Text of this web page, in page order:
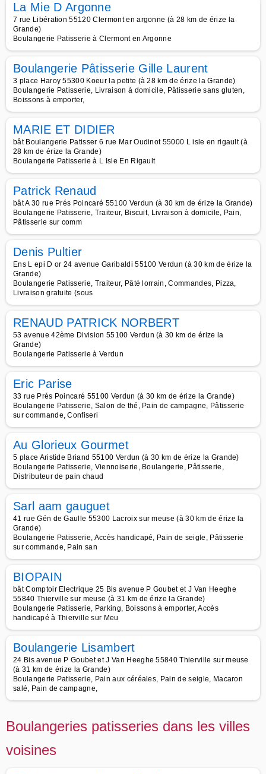
La Mie D Argonne
7 rue Libération 55120 Clermont en argonne (à 28 km de érize la
Grande)
Boulangerie Patisserie à Clermont en Argonne
Boulangerie Pâtisserie Gille Laurent
3 place Haroy 55300 Koeur la petite (à 28 km de érize la Grande)
Boulangerie Patisserie, Livraison à domicile, Pâtisserie sans gluten,
Boissons à emporter,
MARIE ET DIDIER
bât Boulangerie Patisser 6 rue Mar Oudinot 55000 L isle en rigault (à
28 km de érize la Grande)
Boulangerie Patisserie à L Isle En Rigault
Patrick Renaud
bât A 30 rue Prés Poincaré 55100 Verdun (à 30 km de érize la Grande)
Boulangerie Patisserie, Traiteur, Biscuit, Livraison à domicile, Pain,
Pâtisserie sur comm
Denis Pultier
Ens L epi D or 24 avenue Garibaldi 55100 Verdun (à 30 km de érize la
Grande)
Boulangerie Patisserie, Traiteur, Pâté lorrain, Commandes, Pizza,
Livraison gratuite (sous
RENAUD PATRICK NORBERT
53 avenue 42ème Division 55100 Verdun (à 30 km de érize la
Grande)
Boulangerie Patisserie à Verdun
Eric Parise
33 rue Prés Poincaré 55100 Verdun (à 30 km de érize la Grande)
Boulangerie Patisserie, Salon de thé, Pain de campagne, Pâtisserie
sur commande, Confiseri
Au Glorieux Gourmet
5 place Aristide Briand 55100 Verdun (à 30 km de érize la Grande)
Boulangerie Patisserie, Viennoiserie, Boulangerie, Pâtisserie,
Distributeur de pain chaud
Sarl aam gauguet
41 rue Gén de Gaulle 55300 Lacroix sur meuse (à 30 km de érize la
Grande)
Boulangerie Patisserie, Accès handicapé, Pain de seigle, Pâtisserie
sur commande, Pain san
BIOPAIN
bât Comptoir Electrique 25 Bis avenue P Goubet et J Van Heeghe
55840 Thierville sur meuse (à 31 km de érize la Grande)
Boulangerie Patisserie, Parking, Boissons à emporter, Accès
handicapé à Thierville sur Meu
Boulangerie Lisambert
24 Bis avenue P Goubet et J Van Heeghe 55840 Thierville sur meuse
(à 31 km de érize la Grande)
Boulangerie Patisserie, Pain aux céréales, Pain de seigle, Macaron
salé, Pain de campagne,
Boulangeries patisseries dans les villes
voisines